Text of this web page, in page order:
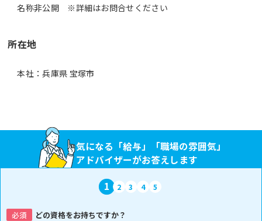
名称非公開 ※詳細はお問合せください
所在地
本社：兵庫県 宝塚市
気になる「給与」「職場の雰囲気」
アドバイザーがお答えします
1 2 3 4 5
必須 どの資格をお持ちですか？